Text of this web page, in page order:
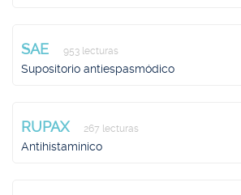
SAE 953 lecturas
Supositorio antiespasmódico
RUPAX 267 lecturas
Antihistaminico